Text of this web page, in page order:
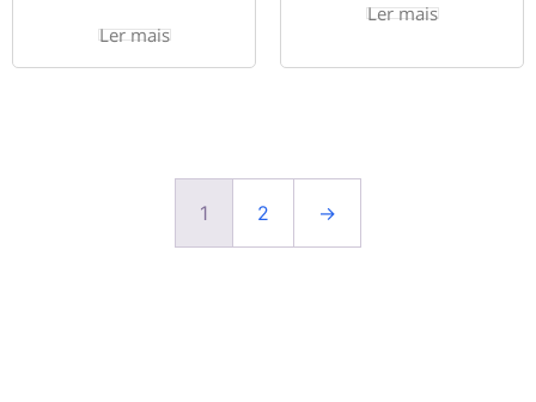
Ler mais
Ler mais
1 2 →